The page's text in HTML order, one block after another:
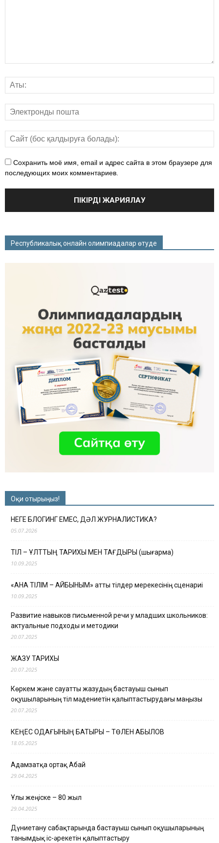
Сохранить моё имя, email и адрес сайта в этом браузере для
последующих моих комментариев.
Республикалық онлайн олимпиадалар өтуде
Оқи отырыңыз!
НЕГЕ БЛОГИНГ ЕМЕС, ДӘЛ ЖУРНАЛИСТИКА?
05.07.2026
ТІЛ – ҰЛТТЫҢ ТАРИХЫ МЕН ТАҒДЫРЫ (шығарма)
10.09.2025
«АНА ТІЛІМ – АЙБЫНЫМ» атты тілдер мерекесінің сценариі
10.09.2025
Развитие навыков письменной речи у младших школьников:
актуальные подходы и методики
20.07.2025
ЖАЗУ ТАРИХЫ
20.07.2025
Көркем және сауатты жазудың бастауыш сынып
оқушыларының тіл мәдениетін қалыптастырудағы маңызы
20.07.2025
КЕҢЕС ОДАҒЫНЫҢ БАТЫРЫ – ТӨЛЕН ҚАБЫЛОВ
18.05.2025
Адамзатқа ортақ Абай
29.04.2025
Ұлы жеңіске – 80 жыл
29.04.2025
Дүниетану сабақтарында бастауыш сынып оқушыларының
танымдық іс-әрекетін қалыптастыру